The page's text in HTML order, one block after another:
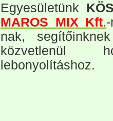
Egyesületünk
MAROS MIX Kft.
nak,
közvetlenül
lebonyolításhoz.